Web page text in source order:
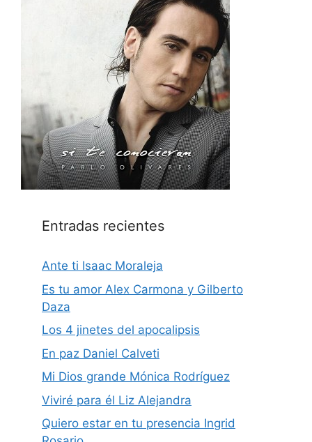
Entradas recientes
Ante ti Isaac Moraleja
Es tu amor Alex Carmona y Gilberto
Daza
Los 4 jinetes del apocalipsis
En paz Daniel Calveti
Mi Dios grande Mónica Rodríguez
Viviré para él Liz Alejandra
Quiero estar en tu presencia Ingrid